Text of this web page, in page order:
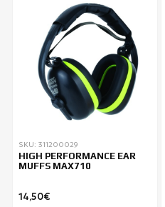
SKU: 311200029
HIGH PERFORMANCE EAR
MUFFS MAX710
14,50€